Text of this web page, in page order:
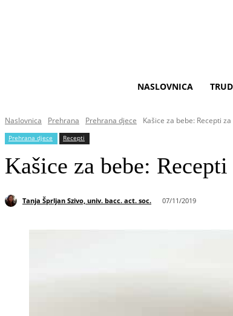
NASLOVNICA
Naslovnica Prehrana Prehrana djece Kašice za bebe: Recepti
Prehrana djece Recepti
Kašice za bebe:
Tanja Šprljan Szivo, univ. bacc. act. soc. 07/11/2019